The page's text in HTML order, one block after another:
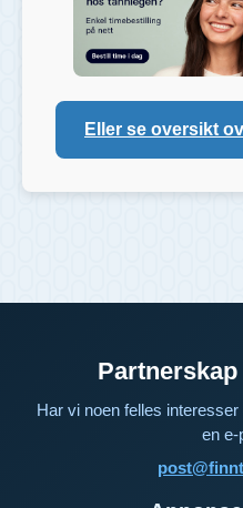
Eller se oversikt
Har vi noen felles
en e-